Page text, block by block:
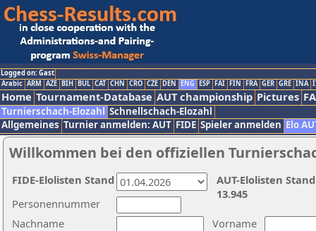
Logged on: Gast
Arabic ARM AZE BIH BUL CAT CHN CRO CZE DEN ENG ESP FAI FIN FRA GER GRE INA
Home Tournament-Database AUT championship Pictures
Turnierschach-Elozahl Schnellschach-Elozahl
Allgemeines Turnier anmelden: AUT FIDE Spieler anmelden Elo
Willkommen bei den offiziellen
Nachname
Vorname
Personennummer
AUT-Elolisten
13.945
FIDE-Elolisten Stand